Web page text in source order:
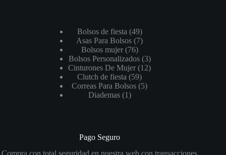
Bolsos de fiesta 4949
productos
Asas Para Bolsos 77
Bolsos mujer 7676
productos
Bolsos Personalizados 33
productos
Cinturones De Mujer 1212
Clutch de fiesta 5959
productos
Correas Para Bolsos 55
Diademas 11
Pago Seguro